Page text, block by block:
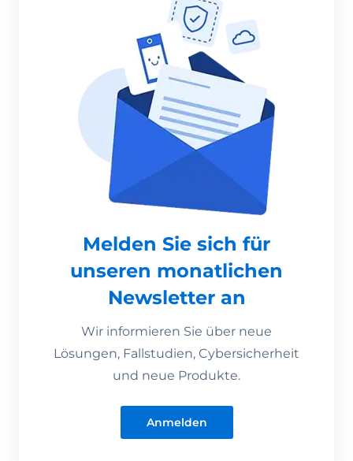
Melden Sie sich für
unseren monatlichen
Newsletter an
Wir informieren Sie über neue
Lösungen, Fallstudien, Cybersicherheit
und neue Produkte.
Anmelden